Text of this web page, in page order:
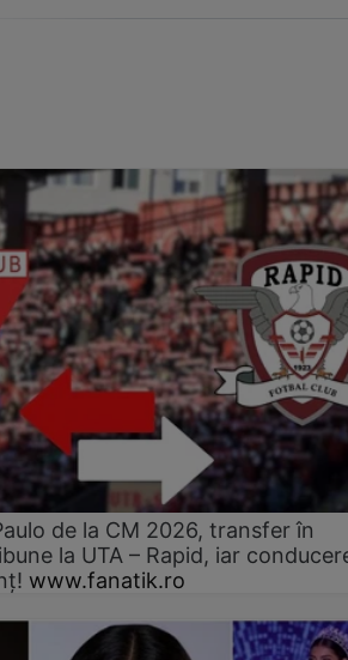
de la CM 2026, transfer în
la UTA – Rapid, iar
www.fanatik.ro